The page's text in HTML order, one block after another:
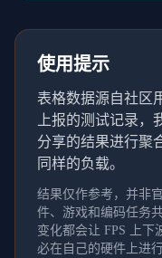
使用提示
表格数据源自社区
上报的测试记录
分享的结果进行聚
同样的负载。
结果仅作参考，并非
件、游戏和编码任务
变化都会让 FPS 上下
必在自己的硬件上进